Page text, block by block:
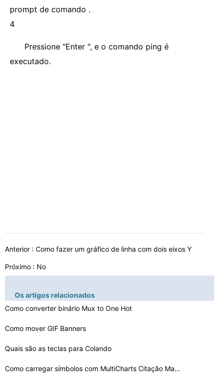
prompt de comando .
4
Pressione "Enter ", e o comando ping é
executado.
Anterior : Como fazer um gráfico de linha com dois eixos Y
Próximo : No
Os artigos relacionados
Como converter binário Mux to One Hot
Como mover GIF Banners
Quais são as teclas para Colando
Como carregar símbolos com MultiCharts Citação Manag…